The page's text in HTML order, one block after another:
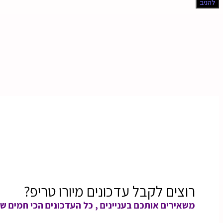
רוצים לקבל עדכונים מיורו טריפ?
משאירים אותכם בעניינים , כל העדכונים הכי חמים